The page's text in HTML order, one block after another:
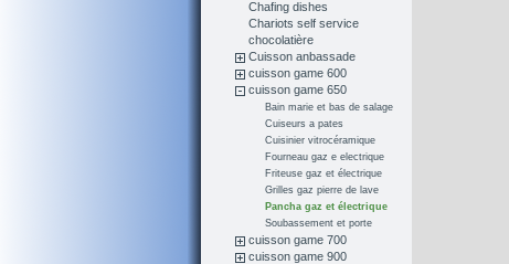
Chafing dishes
Chariots self service
chocolatière
Cuisson anbassade
cuisson game 600
cuisson game 650
Bain marie et bas de salage
Cuiseurs a pates
Cuisinier vitrocéramique
Fourneau gaz e electrique
Friteuse gaz et électrique
Grilles gaz pierre de lave
Pancha gaz et électrique
Soubassement et porte
cuisson game 700
cuisson game 900